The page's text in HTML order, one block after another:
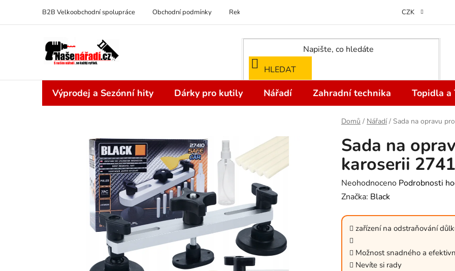
obsah
B2B Velkoobchodní spolupráce Obchodní podmínky Reklamace Odstoupení od
CZK
HLEDAT
Výprodej a Sezónní hity Dárky pro kutily Nářadí Zahradní technika Topidla a
Domů / Nářadí / Sada na opravu
Sada na
karoserii
Průměrné
hodnocení
je
0,0
Neohodnoceno Podrobnosti
Značka: Black
zařízení na odstraňování
Možnost snadného a
Nevíte si rady